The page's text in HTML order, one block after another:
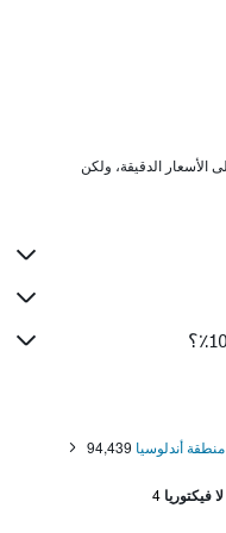
منطقة أندلوسيا 94,439
لا فيكتوريا 4